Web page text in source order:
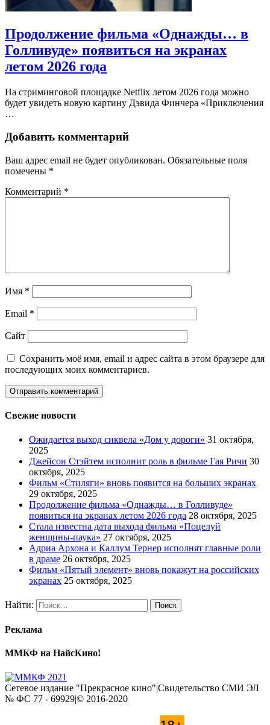
Продолжение фильма «Однажды… в
Голливуде» появиться на экранах
летом 2026 года
На стриминговой площадке Netflix летом 2026 года можно
будет увидеть новую картину Дэвида Финчера «Приключения
…
Добавить комментарий
Ваш адрес email не будет опубликован. Обязательные поля
помечены *
Комментарий *
Имя *
Email *
Сайт
Сохранить моё имя, email и адрес сайта в этом браузере для
последующих моих комментариев.
Свежие новости
Ожидается выход сиквела «Дом у дороги» 31 октября,
2025
Джейсон Стэйтем исполнит роль в фильме Гая Ричи 30
октября, 2025
Фильм «Стиляги» вновь появится на больших экранах
29 октября, 2025
Продолжение фильма «Однажды… в Голливуде»
появиться на экранах летом 2026 года 28 октября, 2025
Стала известна дата выхода фильма «Поцелуй
женщины-паука» 27 октября, 2025
Адриа Архона и Каллум Тернер исполнят главные роли
в драме 26 октября, 2025
Фильм «Пятый элемент» вновь покажут на российских
экранах 25 октября, 2025
Найти:
Реклама
ММКФ на НайсКино!
Сетевое издание "Прекрасное кино"|Свидетельство СМИ ЭЛ
№ ФС 77 - 69929|© 2016-2020